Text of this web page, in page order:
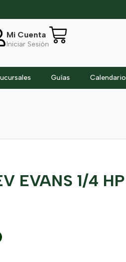
Mi Cuenta
Iniciar Sesión
Guías Calendario
EVANS 1/4 HP